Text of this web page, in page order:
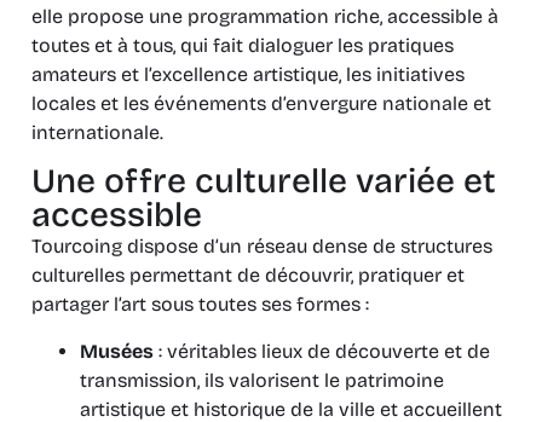
elle propose une programmation riche, accessible à
toutes et à tous, qui fait dialoguer les pratiques
amateurs et l’excellence artistique, les initiatives
locales et les événements d’envergure nationale et
internationale.
Une offre culturelle variée et
accessible
Tourcoing dispose d’un réseau dense de structures
culturelles permettant de découvrir, pratiquer et
partager l’art sous toutes ses formes :
Musées : véritables lieux de découverte et de
transmission, ils valorisent le patrimoine
artistique et historique de la ville et accueillent